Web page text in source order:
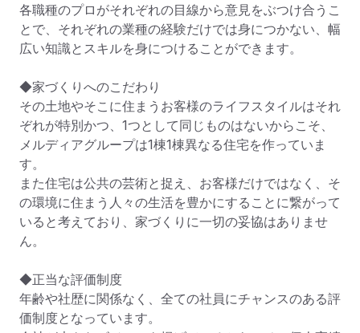
各職種のプロがそれぞれの目線から意見をぶつけ合うこ
とで、それぞれの業種の経験だけでは身につかない、幅
広い知識とスキルを身につけることができます。
◆家づくりへのこだわり
その土地やそこに住まうお客様のライフスタイルはそれ
ぞれが特別かつ、1つとして同じものはないからこそ、
メルディアグループは1棟1棟異なる住宅を作っていま
す。
また住宅は公共の芸術と捉え、お客様だけではなく、そ
の環境に住まう人々の生活を豊かにすることに繋がって
いると考えており、家づくりに一切の妥協はありませ
ん。
◆正当な評価制度
年齢や社歴に関係なく、全ての社員にチャンスのある評
価制度となっています。